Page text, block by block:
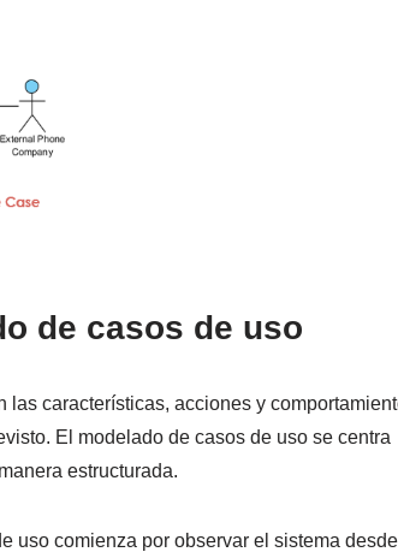
de casos de uso
las características, acciones y
El modelado de casos de uso se centra
estructurada.
uso comienza por observar el sistema